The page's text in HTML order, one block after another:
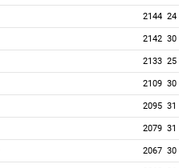
2144 24
2142 30
2133 25
2109 30
2095 31
2079 31
2067 30